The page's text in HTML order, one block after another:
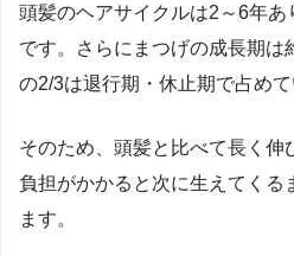
頭髪のヘアサイクルは2～6年あ
です。さらにまつげの成長期は
の2/3は退行期・休止期で占めて
そのため、頭髪と比べて長く伸
負担がかかると次に生えてくる
ます。